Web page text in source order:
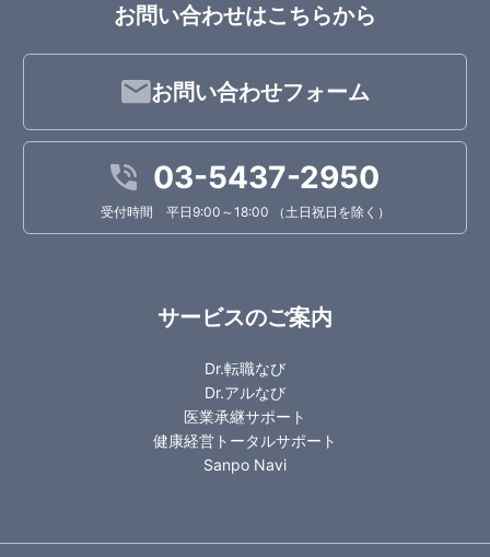
お問い合わせはこちらから
お問い合わせフォーム
03-5437-2950
受付時間 平日9:00～18:00 （土日祝日を除く）
サービスのご案内
Dr.転職なび
Dr.アルなび
医業承継サポート
健康経営トータルサポート
Sanpo Navi